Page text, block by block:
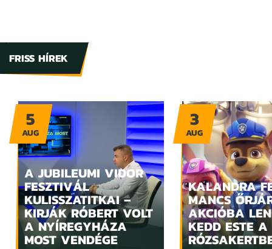
FRISS HÍREK
A JUBILEUMI VIDOR
FESZTIVÁL
KULISSZATITKAI –
KIRJÁK RÓBERT VOLT
A NYÍREGYHÁZA
MOST VENDÉGE
5
AUG
KALANDRA
MANCS
AKCIÓBA
KEDD ESTE A
3
AUG